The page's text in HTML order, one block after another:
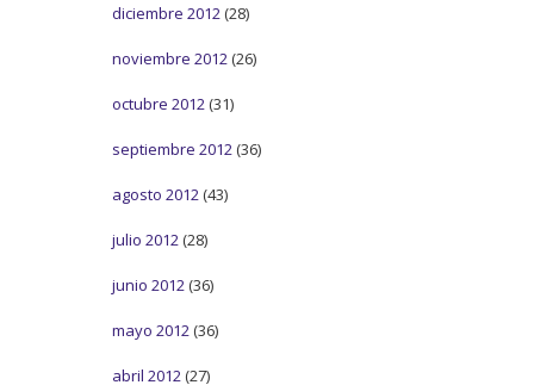
diciembre 2012 (28)
noviembre 2012 (26)
octubre 2012 (31)
septiembre 2012 (36)
agosto 2012 (43)
julio 2012 (28)
junio 2012 (36)
mayo 2012 (36)
abril 2012 (27)